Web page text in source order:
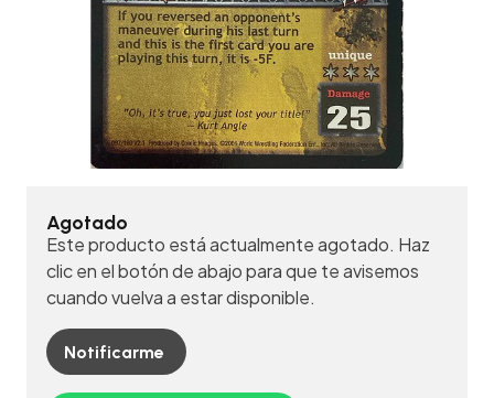
Agotado
Este producto está actualmente agotado. Haz
clic en el botón de abajo para que te avisemos
cuando vuelva a estar disponible.
Notificarme